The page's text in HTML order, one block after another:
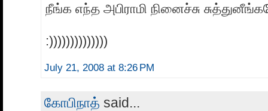
நீங்க எந்த அபிராமி நினைச்சு
:))))))))))))))
July 21, 2008 at 8:26 PM
கோபிநாத் said...